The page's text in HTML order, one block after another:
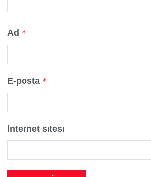
Ad *
E-posta *
İnternet sitesi